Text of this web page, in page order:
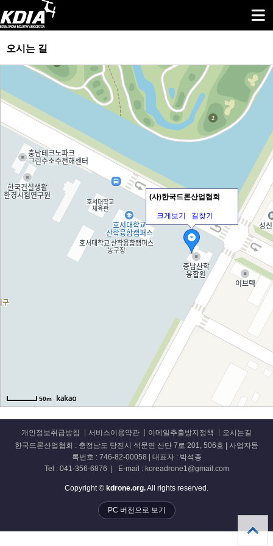
오시는 길
(사)한국드론산업협회
크게보기 길찾기
50m
개인정보취급방침 서비스이용약관 이메일추출방지정책
오시는길
한국드론산업협회 : 충정남도 당진시 석문면 산단 7로 201, 506호 | 사업자등
록번호 : 746-82-00058 | 대표자 : 박석종
Tel : 041-356-6876 | E-mail : koreadrone1@gmail.com
Copyright © kdrone.org.All rights reserved.
PC 버전으로 보기